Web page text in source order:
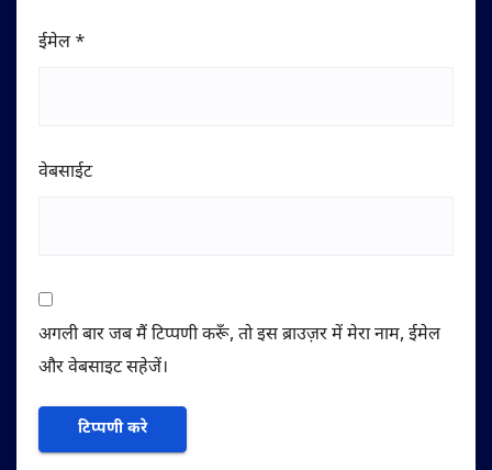
ईमेल *
वेबसाईट
अगली बार जब मैं टिप्पणी करूँ, तो इस ब्राउज़र में मेरा नाम, ईमेल
और वेबसाइट सहेजें।